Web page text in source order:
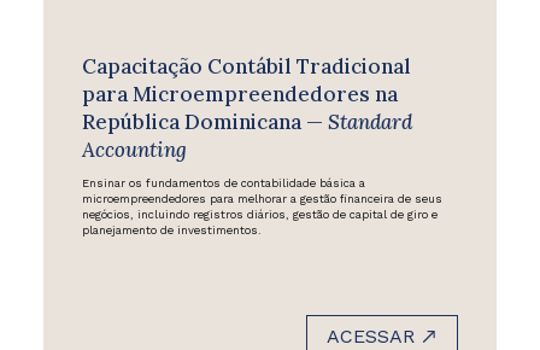
Capacitação Contábil Tradicional
para Microempreendedores na
República Dominicana — Standard
Accounting
Ensinar os fundamentos de contabilidade básica a
microempreendedores para melhorar a gestão financeira de seus
negócios, incluindo registros diários, gestão de capital de giro e
planejamento de investimentos.
ACESSAR